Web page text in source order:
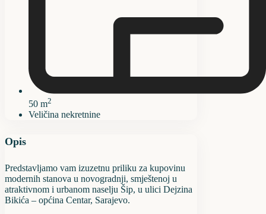
50 m2
Veličina nekretnine
Opis
Predstavljamo vam izuzetnu priliku za kupovinu
modernih stanova u novogradnji, smještenoj u
atraktivnom i urbanom naselju Šip, u ulici Dejzina
Bikića – općina Centar, Sarajevo.